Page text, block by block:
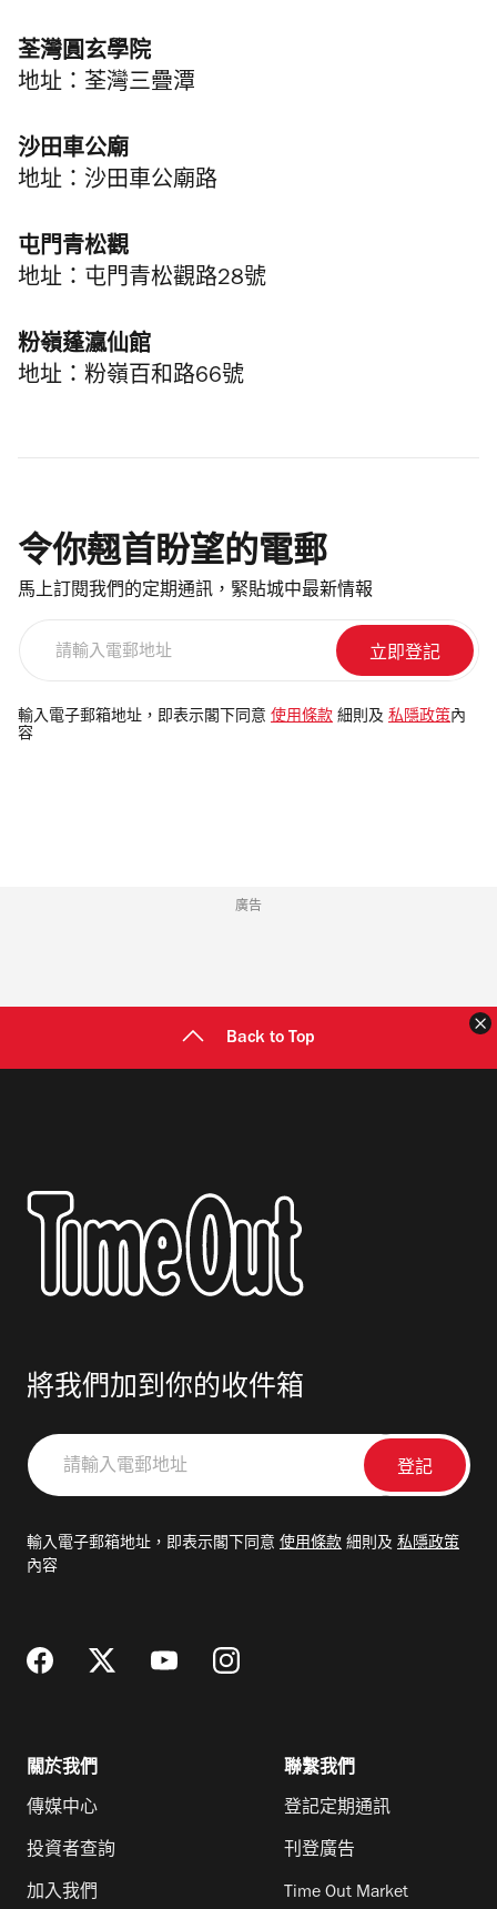
荃灣圓玄學院
地址：荃灣三疊潭
沙田車公廟
地址：沙田車公廟路
屯門青松觀
地址：屯門青松觀路28號
粉嶺蓬瀛仙館
地址：粉嶺百和路66號
令你翹首盼望的電郵
馬上訂閱我們的定期通訊，緊貼城中最新情報
電
郵
輸入電子郵箱地址，即表示閣下同意 使用條款 細則及 私隱政策 內
容
廣告
Back to Top
將我們加到你的收件箱
請
輸
郵
輸入電子郵箱地址，即表示閣下同意 使用條款 細則及 私隱政策
內容
關於我們
傳媒中心
投資者查詢
加入我們
聯繫我們
登記定期通訊
刊登廣告
Time Out Market